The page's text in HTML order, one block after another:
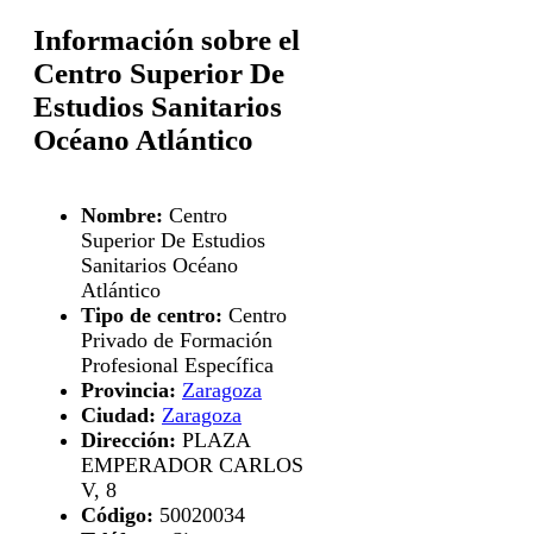
Información sobre el
Centro Superior De
Estudios Sanitarios
Océano Atlántico
Nombre: Centro
Superior De Estudios
Sanitarios Océano
Atlántico
Tipo de centro: Centro
Privado de Formación
Profesional Específica
Provincia: Zaragoza
Ciudad: Zaragoza
Dirección: PLAZA
EMPERADOR CARLOS
V, 8
Código: 50020034